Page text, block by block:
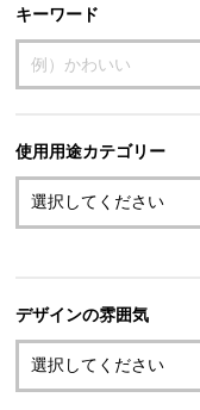
キーワード
使用用途カテゴリー
デザインの雰囲気